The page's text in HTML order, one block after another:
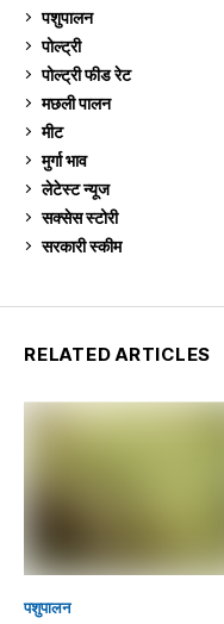
पशुपालन
पोल्ट्री
पोल्ट्री फीड रेट
मछली पालन
मीट
मुर्गा भाव
लेटेस्ट न्यूज
सक्सेस स्टो‍री
सरकारी स्की‍म
RELATED ARTICLES
पशुपालन